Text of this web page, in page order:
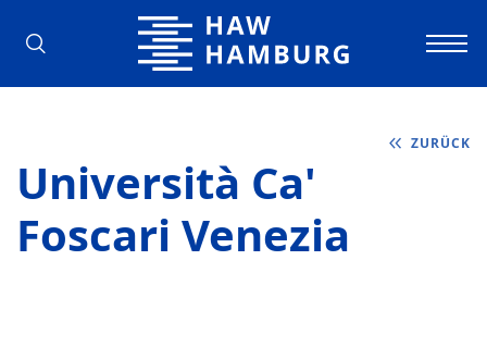
Hochschule für Angewandte
ZURÜCK
Università Ca'
Foscari Venezia